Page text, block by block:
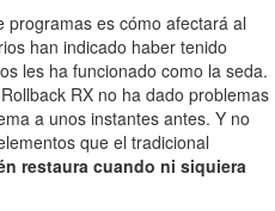
programas es cómo afectará al
han indicado haber tenido
les ha funcionado como la seda.
RX no ha dado problemas
a unos instantes antes. Y no
que el tradicional
restaura cuando ni siquiera